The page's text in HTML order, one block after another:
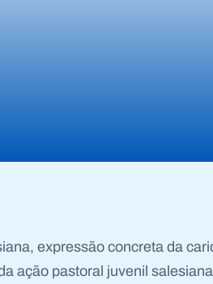
expressão concreta da
ação pastoral juvenil